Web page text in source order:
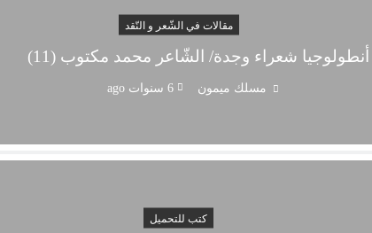
مقالات في الشّعر و النّقد
أنطولوجيا شعراء وجدة/ الشّاعر محمد مكتوب (11)
مسلك ميمون 6 سنوات ago
كتب للتحميل